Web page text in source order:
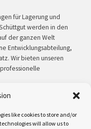
like cookies to store and/or
will allow us to
für Lagerung und
werden in den
der ganzen Welt
Entwicklungsabteilung,
Wir bieten unseren